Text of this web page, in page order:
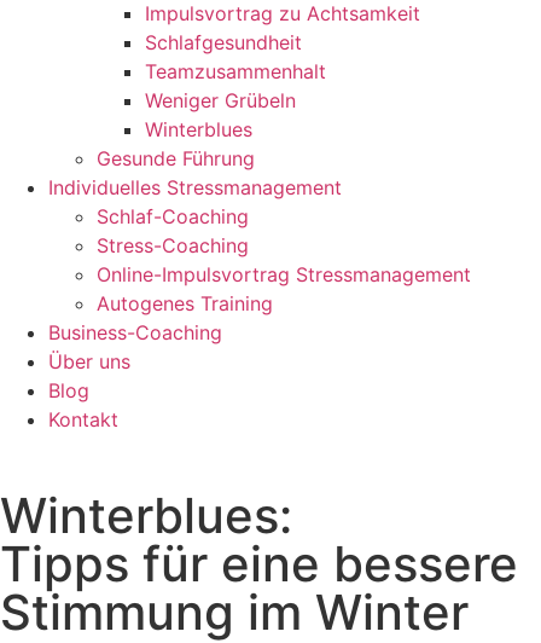
Impulsvortrag zu Achtsamkeit
Schlafgesundheit
Teamzusammenhalt
Weniger Grübeln
Winterblues
Gesunde Führung
Individuelles Stressmanagement
Schlaf-Coaching
Stress-Coaching
Online-Impulsvortrag Stressmanagement
Autogenes Training
Business-Coaching
Über uns
Blog
Kontakt
Winterblues:
Tipps für eine bessere
Stimmung im Winter